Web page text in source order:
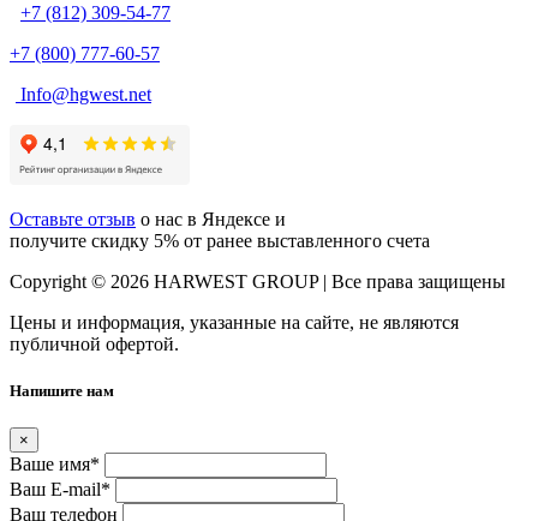
+7 (812) 309-54-77
+7 (800) 777-60-57
Info@hgwest.net
Оставьте отзыв о нас в Яндексе и
получите скидку 5% от ранее выставленного счета
Copyright © 2026 HARWEST GROUP | Все права защищены
Цены и информация, указанные на сайте, не являются
публичной офертой.
Напишите нам
×
Ваше имя*
Ваш E-mail*
Ваш телефон